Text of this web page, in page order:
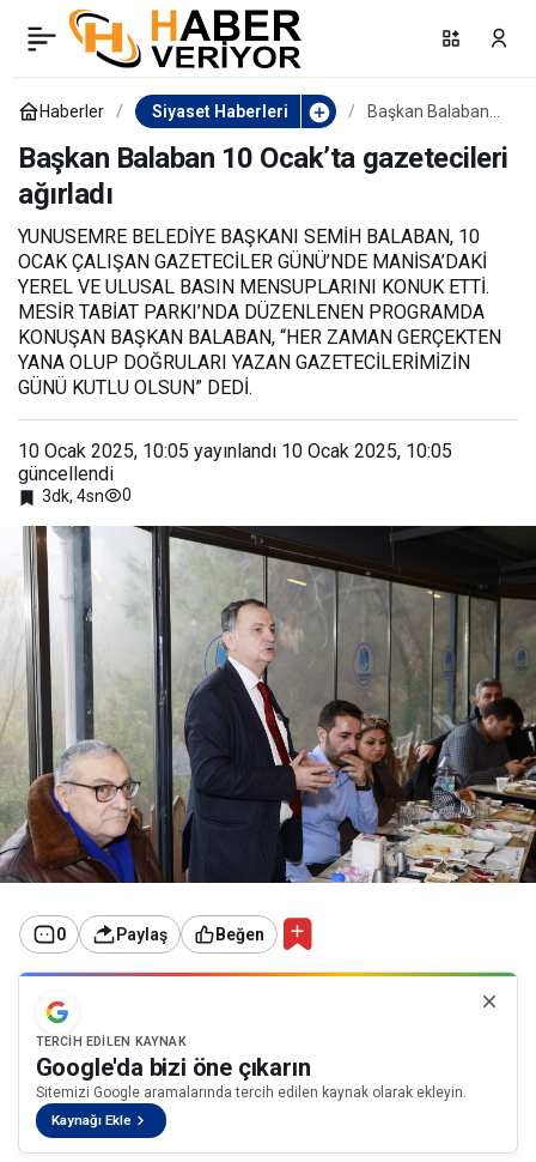
Haberler Siyaset Haberleri
Başkan Balaban
gazetecileri
ağırladı
Başkan Balaban 10 Ocak’ta gazetecileri
ağırladı
YUNUSEMRE BELEDİYE BAŞKANI SEMİH BALABAN, 10
OCAK ÇALIŞAN GAZETECİLER GÜNÜ’NDE MANİSA’DAKİ
YEREL VE ULUSAL BASIN MENSUPLARINI KONUK ETTİ.
MESİR TABİAT PARKI’NDA DÜZENLENEN PROGRAMDA
KONUŞAN BAŞKAN BALABAN, “HER ZAMAN GERÇEKTEN
YANA OLUP DOĞRULARI YAZAN GAZETECİLERİMİZİN
GÜNÜ KUTLU OLSUN” DEDİ.
10 Ocak 2025, 10:05 yayınlandı 10 Ocak 2025, 10:05
güncellendi
3dk, 4sn 0
0 Paylaş Beğen
TERCIH EDILEN KAYNAK
Google'da bizi öne çıkarın
Sitemizi Google aramalarında tercih edilen kaynak olarak ekleyin.
Kaynağı Ekle
Bozkurt Belediye Başkanı
Çelik: “Gazetecilerimiz,
demokratik bir toplumun
vazgeçilmez
unsurlarından biridir”
Paylaş